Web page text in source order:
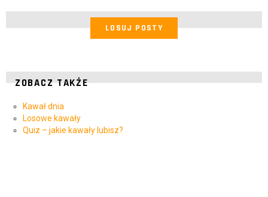
LOSUJ POSTY
ZOBACZ TAKŻE
Kawał dnia
Losowe kawały
Quiz – jakie kawały lubisz?